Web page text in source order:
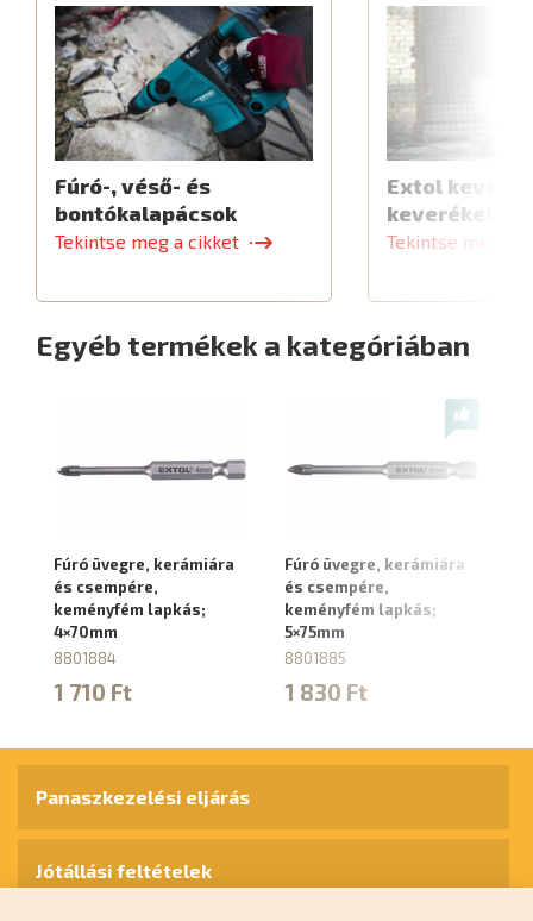
Fúró-, véső- és
bontókalapácsok
Tekintse meg a cikket
Extol
Tekintse meg a
Egyéb termékek a kategóriában
Fúró üvegre, kerámiára
és csempére,
keményfém lapkás;
4×70mm
8801884
1 710 Ft
Fúró üvegre, kerámiára
és csempére,
keményfém lapkás;
5×75mm
8801885
1 830 Ft
Panaszkezelési eljárás
Jótállási feltételek